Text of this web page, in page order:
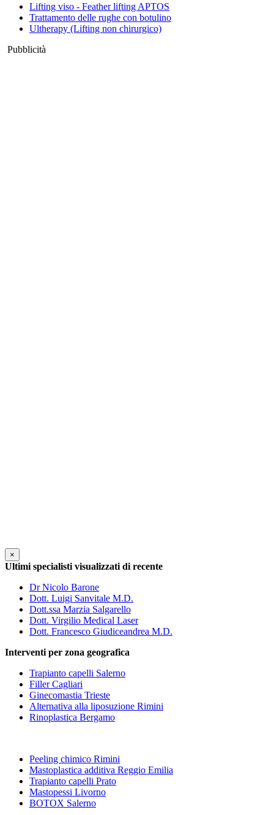
Lifting viso - Feather lifting APTOS
Trattamento delle rughe con botulino
Ultherapy (Lifting non chirurgico)
Pubblicità
×
Ultimi specialisti visualizzati di recente
Dr Nicolo Barone
Dott. Luigi Sanvitale M.D.
Dott.ssa Marzia Salgarello
Dott. Virgilio Medical Laser
Dott. Francesco Giudiceandrea M.D.
Interventi per zona geografica
Trapianto capelli Salerno
Filler Cagliari
Ginecomastia Trieste
Alternativa alla liposuzione Rimini
Rinoplastica Bergamo
Peeling chimico Rimini
Mastoplastica additiva Reggio Emilia
Trapianto capelli Prato
Mastopessi Livorno
BOTOX Salerno